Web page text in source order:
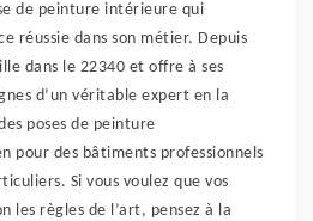
de peinture intérieure qui
réussie dans son métier. Depuis
dans le 22340 et offre à ses
d’un véritable expert en la
poses de peinture
pour des bâtiments professionnels
Si vous voulez que vos
les règles de l’art, pensez à la